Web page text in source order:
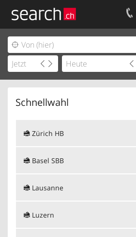
Schnellwahl
Zürich HB
Basel SBB
Lausanne
Luzern
Ihr Eintrag
Kundencenter Geschäftskunden